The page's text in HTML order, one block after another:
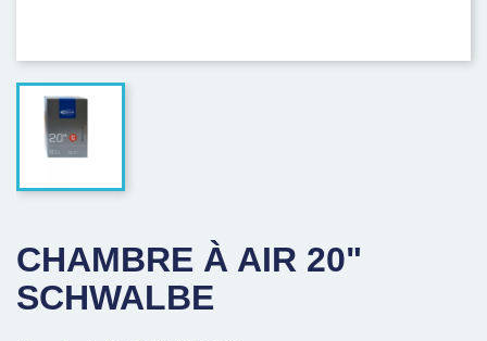
CHAMBRE À AIR 20"
SCHWALBE